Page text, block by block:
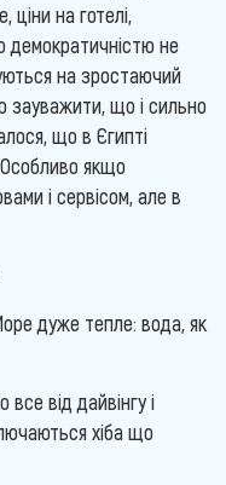
на готелі,
демократичністю не
на зростаючий
зауважити, що і сильно
що в Єгипті
якщо
і сервісом, але в
дуже тепле: вода, як
все від дайвінгу і
хіба що